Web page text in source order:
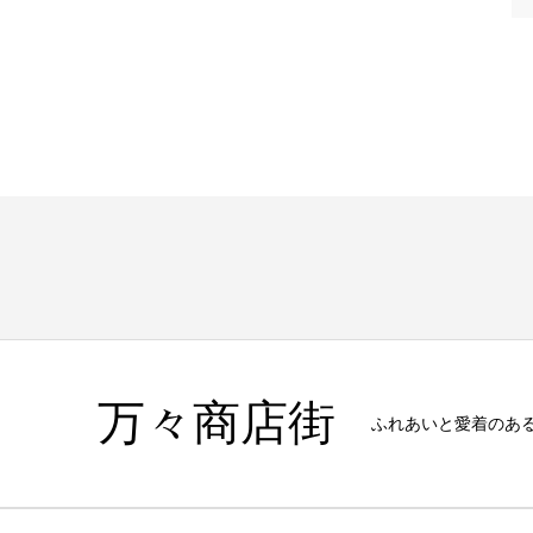
万々商店街 ふれあいと愛着のあ